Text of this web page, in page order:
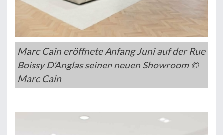
Marc Cain eröffnete Anfang Juni auf der Rue
Boissy D’Anglas seinen neuen Showroom ©
Marc Cain